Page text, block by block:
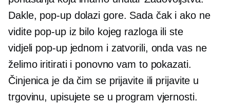
Dakle, pop-updolazi gore. Sada čak i ako ne
vidite pop-upiz bilo kojeg razloga ili ste
vidjeli pop-upjednom i zatvorili, onda vas ne
želimo iritirati i ponovno vam to pokazati.
Činjenica je da čim se prijavite ili prijavite u
trgovinu, upisujete se u program vjernosti.